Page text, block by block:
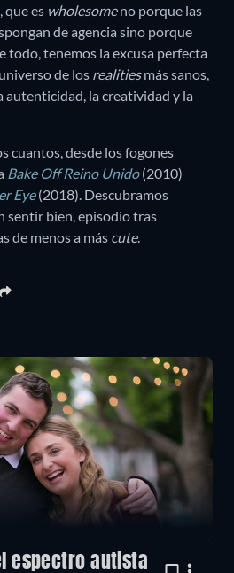
es wholesomeno porque las
de agencia sino porque
todo, tenemos la excusa perfecta
de los realitiesmás sanos,
autenticidad, la creatividad y la
cuantos, desde los fogones
Bake Off Reino Unido(2010)
Eye(2018). Descubramos
sentir bien, episodio tras
de menos a más cute.
espectro autista